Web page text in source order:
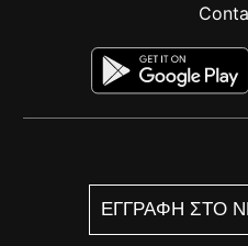
ΕΓΓΡΑΦΗ ΣΤΟ